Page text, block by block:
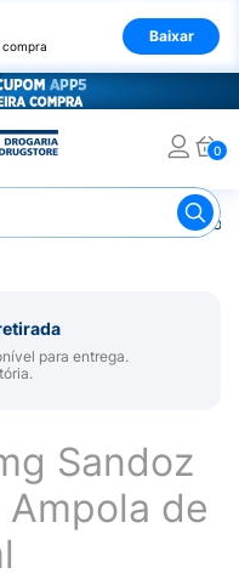
Baixar
0
para entrega.
Sandoz
Ampola de